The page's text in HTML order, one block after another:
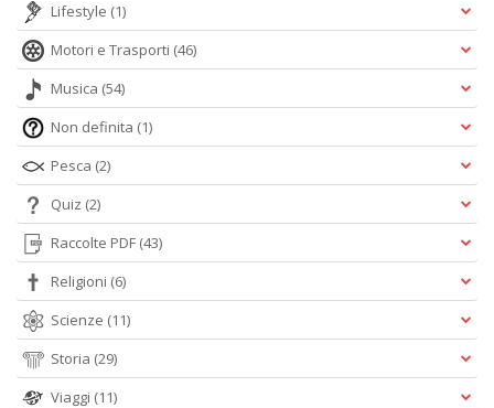
Lifestyle (1)
Motori e Trasporti (46)
Musica (54)
Non definita (1)
Pesca (2)
Quiz (2)
Raccolte PDF (43)
Religioni (6)
Scienze (11)
Storia (29)
Viaggi (11)